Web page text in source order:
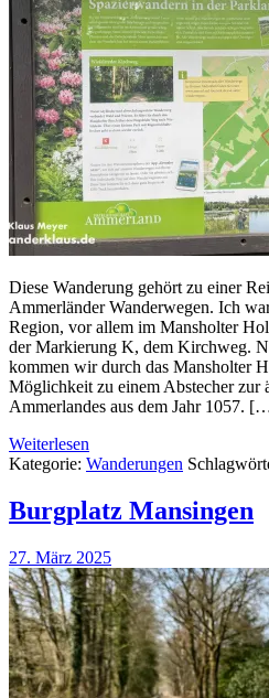
Diese Wanderung gehört zu einer
Ammerländer Wanderwegen. Ich
Region, vor allem im Mansholter
der Markierung K, dem Kirchweg.
kommen wir durch das Mansholter
Möglichkeit zu einem Abstecher zur
Ammerlandes aus dem Jahr 1057.
Weiterlesen
Kategorie: Wanderungen
Burgplatz Mansingen
27. März 2025